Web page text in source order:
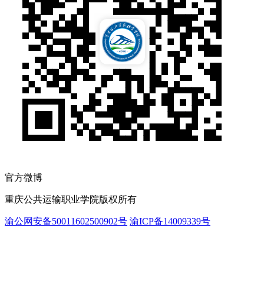
官方微博
重庆公共运输职业学院版权所有
渝公网安备50011602500902号 渝ICP备14009339号